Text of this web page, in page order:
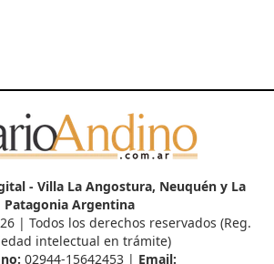
- Villa La Angostura, Neuquén y La
Patagonia Argentina
| Todos los derechos reservados (Reg.
intelectual en trámite)
02944-15642453 | Email: